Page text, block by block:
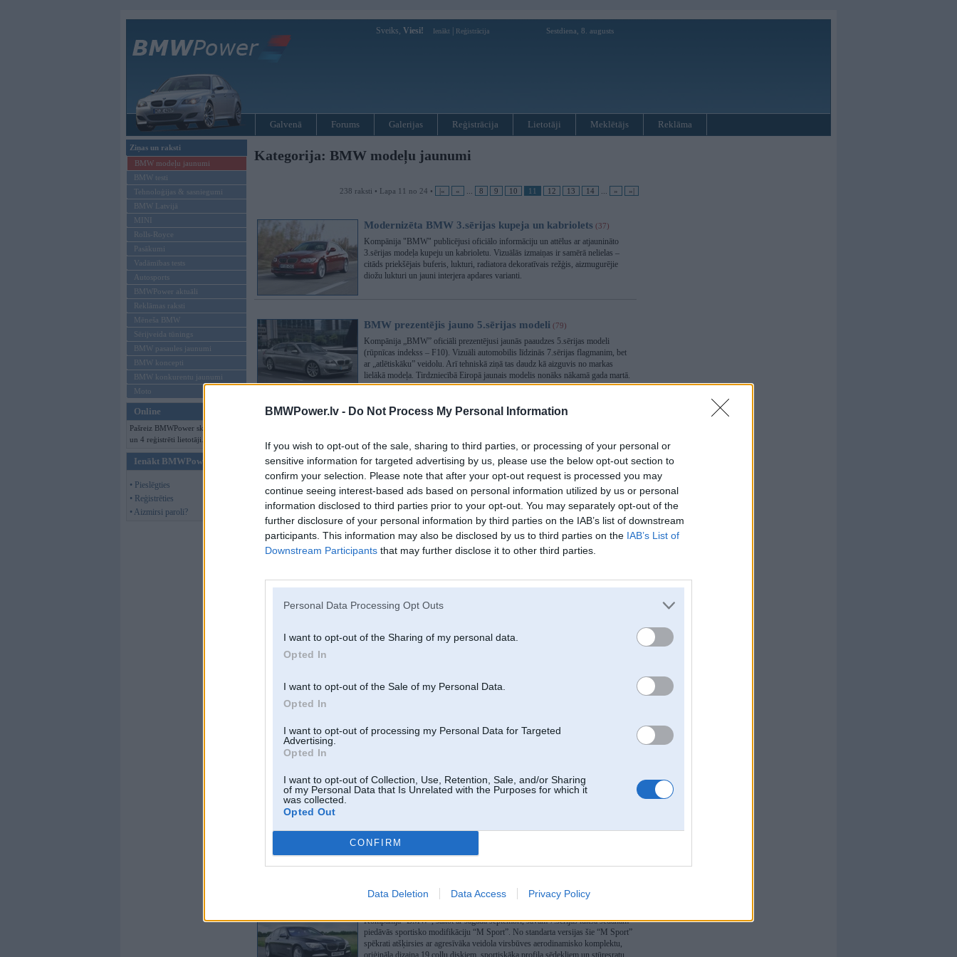
BMWPower.lv - Do Not Process My Personal Information
If you wish to opt-out of the sale, sharing to third parties, or processing of your personal or
sensitive information for targeted advertising by us, please use the below opt-out section to
confirm your selection. Please note that after your opt-out request is processed you may
continue seeing interest-based ads based on personal information utilized by us or personal
information disclosed to third parties prior to your opt-out. You may separately opt-out of the
further disclosure of your personal information by third parties on the IAB’s list of downstream
participants. This information may also be disclosed by us to third parties on the IAB’s List of
Downstream Participants that may further disclose it to other third parties.
Personal Data Processing Opt Outs
I want to opt-out of the Sharing of my personal data.
Opted In
I want to opt-out of the Sale of my Personal Data.
Opted In
I want to opt-out of processing my Personal Data for Targeted
Advertising.
Opted In
I want to opt-out of Collection, Use, Retention, Sale, and/or Sharing
of my Personal Data that Is Unrelated with the Purposes for which it
was collected.
Opted Out
CONFIRM
Data Deletion Data Access Privacy Policy
Sveiks, Viesi! Ienākt Reģistrācija Sestdiena, 8. augusts
Galvenā Forums Galerijas Reģistrācija Lietotāji Meklētājs Reklāma
Ziņas un raksti
BMW modeļu jaunumi
BMW testi
Tehnoloģijas & sasniegumi
BMW Latvijā
MINI
Rolls-Royce
Pasākumi
Vadāmības tests
Autosports
BMWPower aktuāli
Reklāmas raksti
Mēneša BMW
Sērijveida tūnings
BMW pasaules jaunumi
BMW koncepti
BMW konkurentu jaunumi
Moto
Online
Pašreiz BMWPower skatās 95 viesi
un 4 reģistrēti lietotāji.
Ienākt BMWPower
• Pieslēgties
• Reģistrēties
• Aizmirsi paroli?
Kategorija: BMW modeļu jaunumi
238 raksti • Lapa 11 no 24 • |« « 8 9 10 11 12 13 14 » »|
Modernizēta BMW 3.sērijas kupeja un kabriolets (37)
Kompānija "BMW" publicējusi oficiālo informāciju un attēlus ar atjaunināto
3.sērijas modeļa kupeju un kabrioletu. Vizuālās izmaiņas ir samērā nelielas –
citāds priekšējais buferis, lukturi, radiatora dekoratīvais režģis, aizmugurējie
diožu lukturi un jauni interjera apdares varianti.
BMW prezentējis jauno 5.sērijas modeli (79)
Kompānija „BMW” oficiāli prezentējusi jaunās paaudzes 5.sērijas modeli
(rūpnīcas indekss – F10). Vizuāli automobilis līdzinās 7.sērijas flagmanim, bet
ar „atlētiskāku” veidolu. Arī tehniskā ziņā tas daudz kā aizguvis no markas
lielākā modeļa. Tirdzniecībā Eiropā jaunais modelis nonāks nākamā gada martā.
BMW M3 GTS versija braukšanai pa trasi
arī ir ar pielaidi koplietošanas ceļiem, pamatā paredzēta braukšanai pa trasi.
Automobilim ir jaudīgāks dzinējs, nekā standarta modelim, atvieglināta pašmasa,
spēcīgākas bremzes un citāda regulējuma balstiekārta.
BMW pārstāvis atklāj informāciju par jauno M5
Kompānijas "BMW" motorsporta nodaļas "BMW M GmbH" izstrādājumu
vadītājs Alberts Birmans intervijā britu izdevumam "Autocar" atklājis
detalizētāku informāciju par nākamās paaudzes sportisko sedanu "BMW M5",
Ražošanā nenonākušās BMW M5 versijas
organizēja svinīgu pasākumu Nirburgringas trasē, kur parādījusi divas šī modeļa
sedana un „X6” apvidnieka sērijveida hibrīda versiju „ActiveHybrid”, kas
automobili “BMW X1”, kas izgatavots pēc tāda paša nosaukuma konceptuālā
automobiļa motīviem un plašākai publikai pirmo reizi tiks parādīts šoruden
notiekošajā Frankfutes autoizstādē.
Kompānija “BMW”, sākot ar šāgada septembri, savam 7.sērijas luksa sedanam
piedāvās sportisko modifikāciju “M Sport”. No standarta versijas šie “M Sport”
spēkrati atšķirsies ar agresīvāka veidola virsbūves aerodinamisko komplektu,
oriģināla dizaina 19 collu diskiem, sportiskāka profila sēdekļiem un stūresratu